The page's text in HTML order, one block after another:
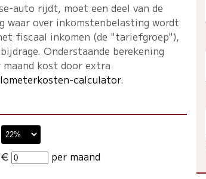
auto rijdt, moet een deel van de
waar over inkomstenbelasting wordt
fiscaal inkomen (de "tariefgroep"),
Onderstaande berekening
kost door extra
calculator.
€ per maand